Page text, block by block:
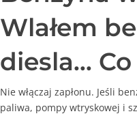
Wlałem
diesla…
Nie włączaj zapłonu. Jeśli
paliwa, pompy wtryskowej i